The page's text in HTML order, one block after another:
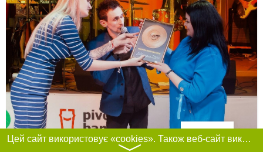
Фільтри
Цей сайт використовує «cookies». Також веб-сайт використовує інтернет-сервіс для збору технічних даних стосовно відвідувачів з метою отримання маркетингової та статистичної інформації. Умови обробки даних відвідувачів сайту див.
〉